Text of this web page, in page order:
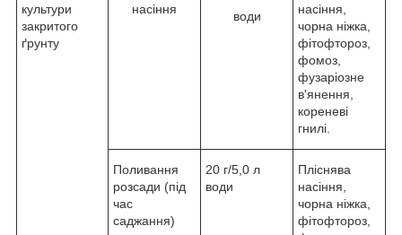
культури
закритого
ґрунту
насіння
води
насіння,
чорна ніжка,
фітофтороз,
фомоз,
фузаріозне
в'янення,
кореневі
гнилі.
Поливання
розсади (під
час
саджання)
20 г/5,0 л
води
Пліснява
насіння,
чорна ніжка,
фітофтороз,